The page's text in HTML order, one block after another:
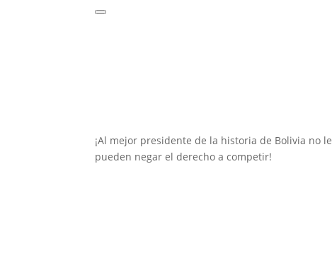
¡Al mejor presidente de la historia de Bolivia no le
pueden negar el derecho a competir!